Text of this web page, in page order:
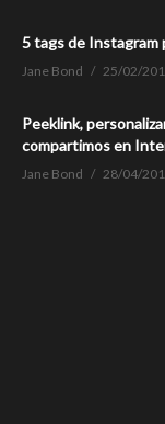
5 tags de Instagram
Jane Bond 25/02/
Peeklink,
compartimos en
Jane Bond 28/04/